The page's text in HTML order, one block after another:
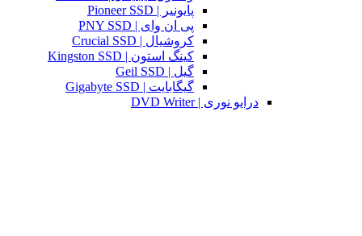
پایونیر | Pioneer SSD
پی ان وای | PNY SSD
کروشیال | Crucial SSD
کینگ استون | Kingston SSD
گیل | Geil SSD
گیگابایت | Gigabyte SSD
درایو نوری | DVD Writer